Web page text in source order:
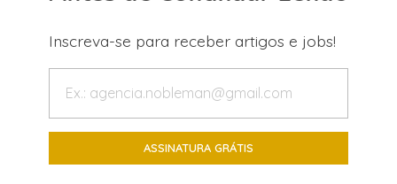
Inscreva-se para receber artigos e jobs!